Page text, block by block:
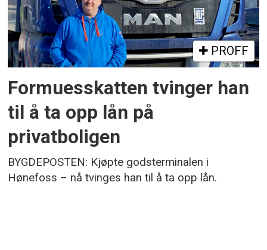
PROFF
Formuesskatten tvinger han
til å ta opp lån på
privatboligen
BYGDEPOSTEN: Kjøpte godsterminalen i
Hønefoss – nå tvinges han til å ta opp lån.